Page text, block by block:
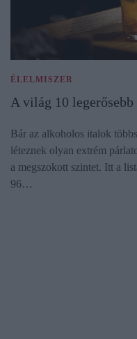
ÉLELMISZER
A világ 10
Bár az alkoholos italok
léteznek olyan extrém
a megszokott szintet. Itt a
96…